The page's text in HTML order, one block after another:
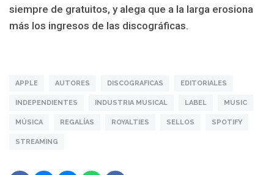
siempre de gratuitos, y alega que a la larga erosiona
más los ingresos de las discográficas.
APPLE AUTORES DISCOGRAFICAS EDITORIALES
INDEPENDIENTES INDUSTRIA MUSICAL LABEL MUSIC
MÚSICA REGALÍAS ROYALTIES SELLOS SPOTIFY
STREAMING